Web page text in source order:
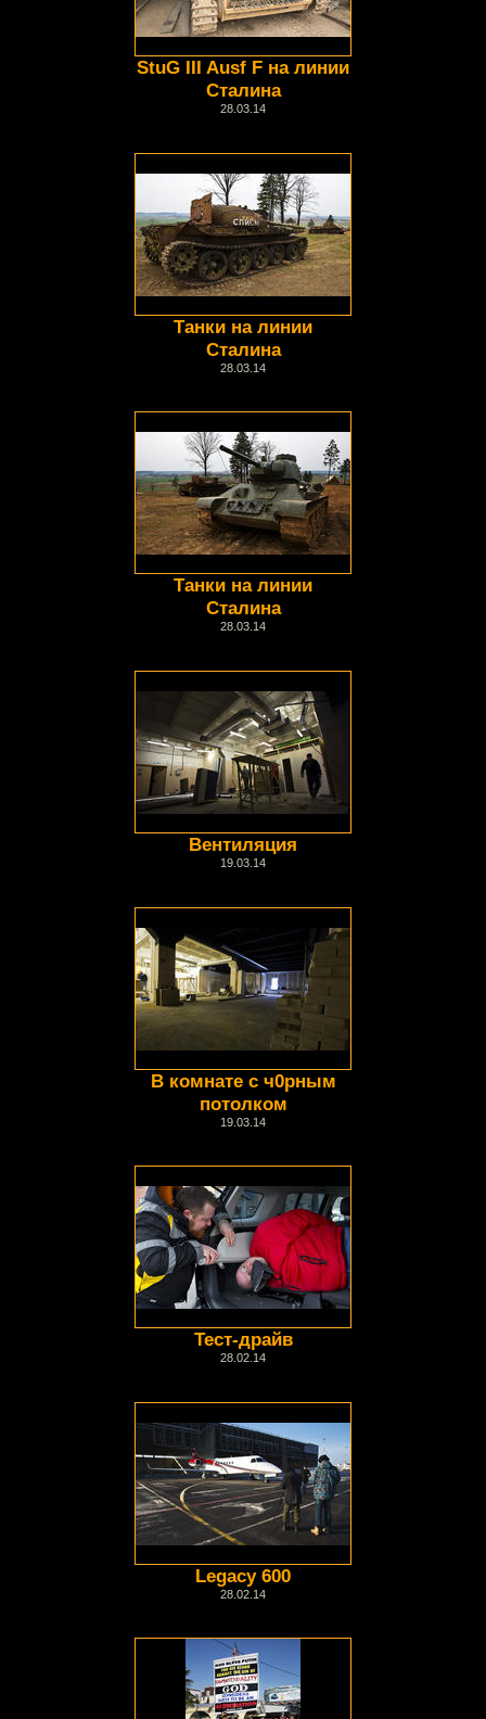
StuG III Ausf F на линии
Сталина
28.03.14
Танки на линии
Сталина
28.03.14
Танки на линии
Сталина
28.03.14
Вентиляция
19.03.14
В комнате с ч0рным
потолком
19.03.14
Тест-драйв
28.02.14
Legacy 600
28.02.14